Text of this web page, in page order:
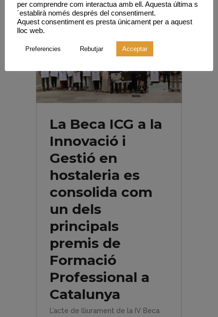
La Beca ICG a la
Innovació i
Gestió en
hostaleria es
consolida com
un dels
principals
premis de
Formació
Professional a
Catalunya
L’acte de lliurament de la IV Beca
per comprendre com interactua amb ell. Aquesta última s
´establirà només després del consentiment.
Aquest consentiment es presta únicament per a aquest
lloc web.
Preferencies Rebutjar Acceptar